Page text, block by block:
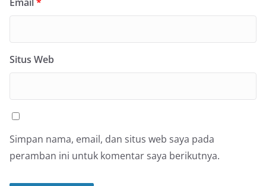
Situs Web
Simpan nama, email, dan situs web saya pada
peramban ini untuk komentar saya berikutnya.